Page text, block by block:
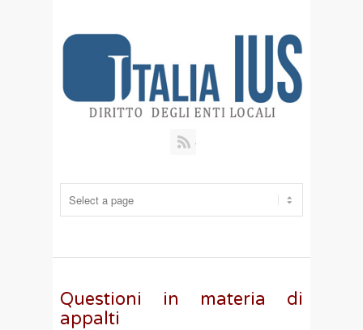
Questioni in materia di
appalti